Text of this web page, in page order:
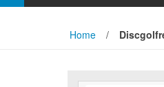
Home /